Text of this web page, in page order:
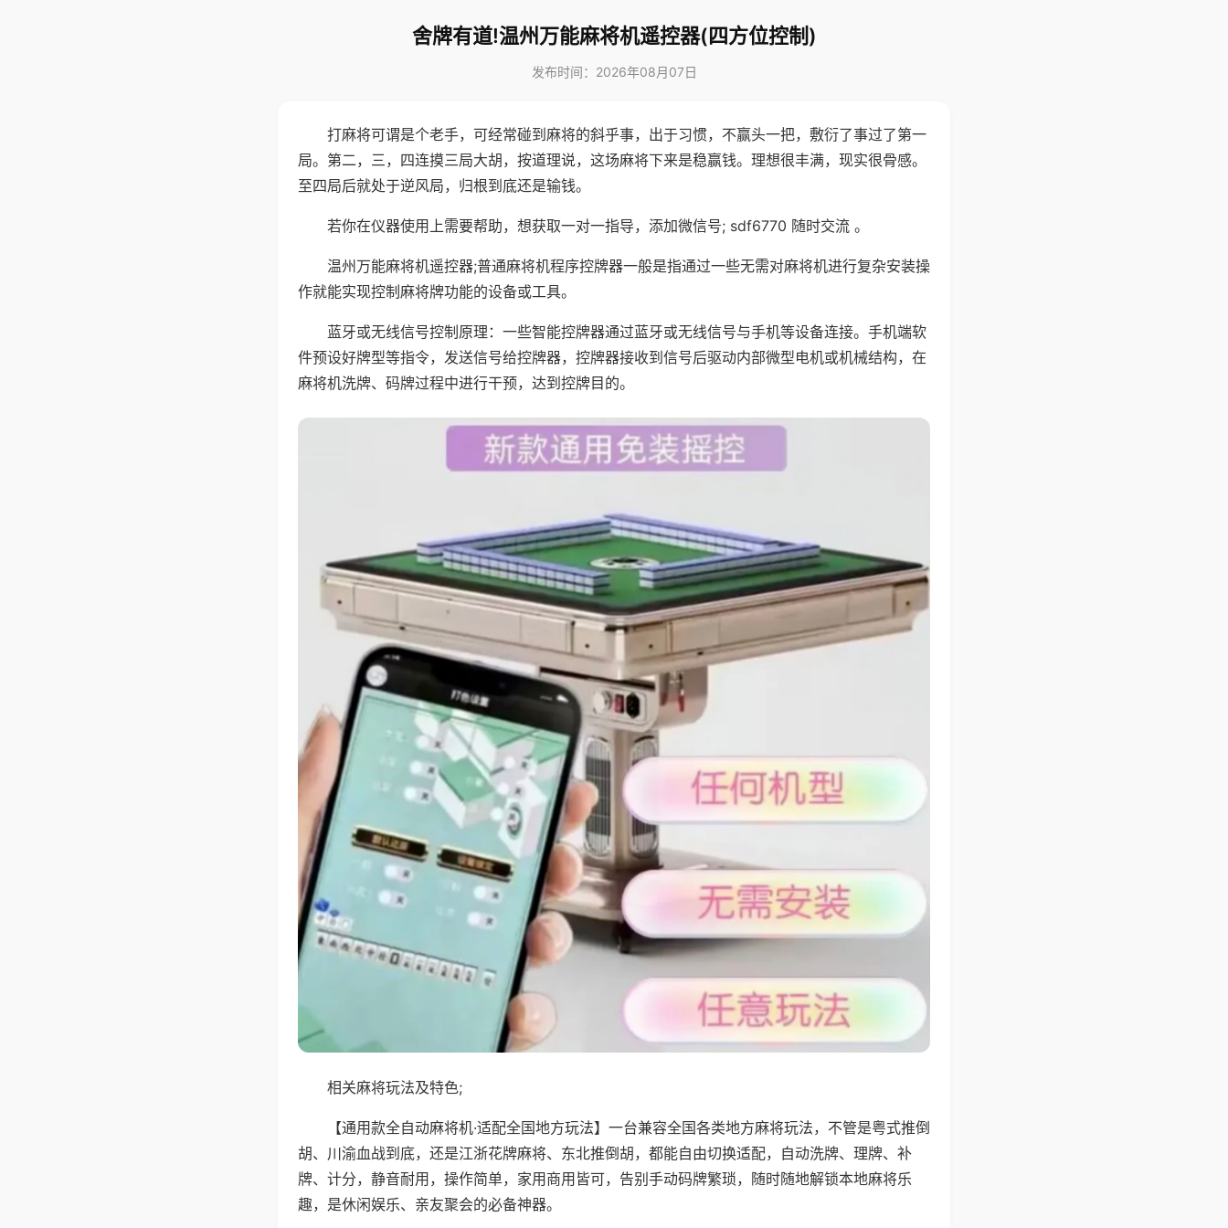
舍牌有道!温州万能麻将机遥控器(四方位控制)
发布时间：2026年08月07日
打麻将可谓是个老手，可经常碰到麻将的斜乎事，出于习惯，不赢头一把，敷衍了事过了第一
局。第二，三，四连摸三局大胡，按道理说，这场麻将下来是稳赢钱。理想很丰满，现实很骨感。
至四局后就处于逆风局，归根到底还是输钱。
若你在仪器使用上需要帮助，想获取一对一指导，添加微信号; sdf6770 随时交流 。
温州万能麻将机遥控器;普通麻将机程序控牌器一般是指通过一些无需对麻将机进行复杂安装操
作就能实现控制麻将牌功能的设备或工具。
蓝牙或无线信号控制原理：一些智能控牌器通过蓝牙或无线信号与手机等设备连接。手机端软
件预设好牌型等指令，发送信号给控牌器，控牌器接收到信号后驱动内部微型电机或机械结构，在
麻将机洗牌、码牌过程中进行干预，达到控牌目的。
相关麻将玩法及特色;
【通用款全自动麻将机·适配全国地方玩法】一台兼容全国各类地方麻将玩法，不管是粤式推倒
胡、川渝血战到底，还是江浙花牌麻将、东北推倒胡，都能自由切换适配，自动洗牌、理牌、补
牌、计分，静音耐用，操作简单，家用商用皆可，告别手动码牌繁琐，随时随地解锁本地麻将乐
趣，是休闲娱乐、亲友聚会的必备神器。